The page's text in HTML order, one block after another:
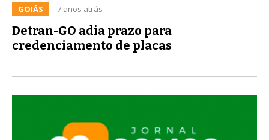
GOIÁS 7 anos atrás
Detran-GO adia prazo para
credenciamento de placas